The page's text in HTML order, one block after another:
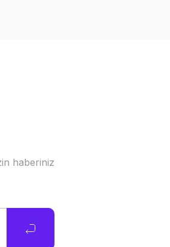
haberiniz